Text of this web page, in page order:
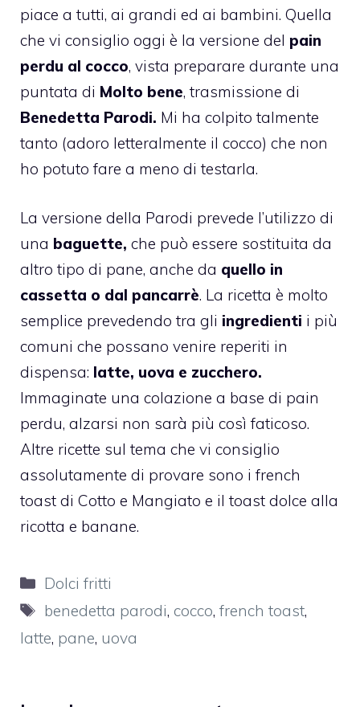
piace a tutti, ai grandi ed ai bambini. Quella
che vi consiglio oggi è la versione del pain
perdu al cocco, vista preparare durante una
puntata di Molto bene, trasmissione di
Benedetta Parodi. Mi ha colpito talmente
tanto (adoro letteralmente il cocco) che non
ho potuto fare a meno di testarla.
La versione della Parodi prevede l’utilizzo di
una baguette, che può essere sostituita da
altro tipo di pane, anche da quello in
cassetta o dal pancarrè. La ricetta è molto
semplice prevedendo tra gli ingredienti i più
comuni che possano venire reperiti in
dispensa: latte, uova e zucchero.
Immaginate una colazione a base di pain
perdu, alzarsi non sarà più così faticoso.
Altre ricette sul tema che vi consiglio
assolutamente di provare sono i french
toast di Cotto e Mangiato e il toast dolce alla
ricotta e banane.
Categorie
Dolci fritti
Tag
benedetta parodi, cocco,french toast,
latte, pane, uova